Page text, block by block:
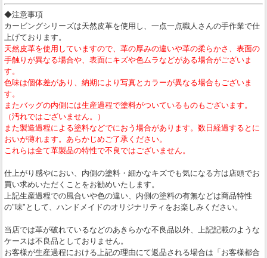
◆注意事項
カービングシリーズは天然皮革を使用し、一点一点職人さんの手作業で仕
上げております。
天然皮革を使用していますので、革の厚みの違いや革の柔らかさ、表面の
手触りが異なる場合や、表面にキズや色ムラなどがある場合がございま
す。
色味は個体差があり、納期により写真とカラーが異なる場合もございま
す。
またバッグの内側には生産過程で塗料がついているものもございます。
（汚れではございません。）
また製造過程による塗料などでにおう場合があります。数日経過するとに
おいが薄れます。あらかじめご了承ください。
これらは全て革製品の特性で不良ではございません。
仕上がり感やにおい、内側の塗料・細かなキズでも気になる方は店頭でお
買い求めいただくことをお勧めいたします。
上記生産過程での風合いや色の違い、内側の塗料の有無などは商品特性
の"味"として、ハンドメイドのオリジナリティをお楽しみください。
当店では革が破れているなどのあきらかな不良品以外、上記記載のような
ケースは不良品としておりません。
お客様が生産過程における上記の理由にて返品される場合は「お客様都合